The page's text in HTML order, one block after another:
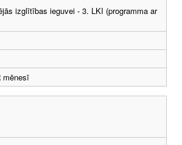
izglītības ieguvei - 3. LKI (programma ar
mēnesī